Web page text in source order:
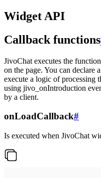
Widget API
Callback functions
JivoChat executes the
on the page. You can declare
execute a logic of processing
using jivo_onIntroduction
by a client.
onLoadCallback#
Is executed when JivoChat